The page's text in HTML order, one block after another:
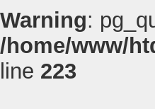
Warning:
/home/www/
line 223